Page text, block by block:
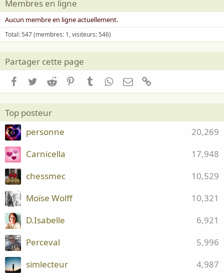
Membres en ligne
Aucun membre en ligne actuellement.
Total: 547 (membres: 1, visiteurs: 546)
Partager cette page
Facebook
TwitterReddit PinterestTumblrWhatsApp
Email
Top posteur
20,269
personne
17,948
Carnicella
10,529
chessmec
10,321
Moïse Wolff
6,921
D.Isabelle
5,996
Perceval
4,987
simlecteur